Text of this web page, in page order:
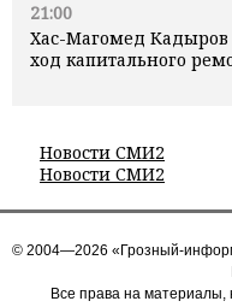
21:00
Хас-Магомед
ход капитального
Новости СМИ2
Новости СМИ2
© 2004—2026 «Грозный-
Все права на материалы,